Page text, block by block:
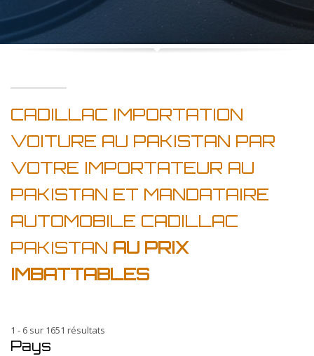
CADILLAC IMPORTATION
VOITURE AU PAKISTAN PAR
VOTRE IMPORTATEUR AU
PAKISTAN ET MANDATAIRE
AUTOMOBILE CADILLAC
PAKISTAN AU PRIX
IMBATTABLES
1 - 6 sur 1651 résultats
Pays